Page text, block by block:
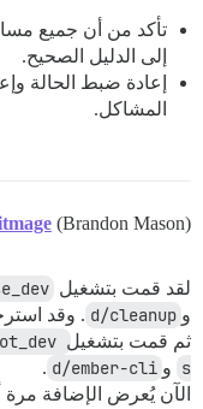
إلى الدليل الصحيح.
إعادة ضبط الحالة
المشاكل.
(Brandon Mason)
لقد قمت بتشغيل
و d/cleanup . وقد استرجعت
ثم قمت بتشغيل
s و d/ember-cli
.
الآن يُعرض الإضافة